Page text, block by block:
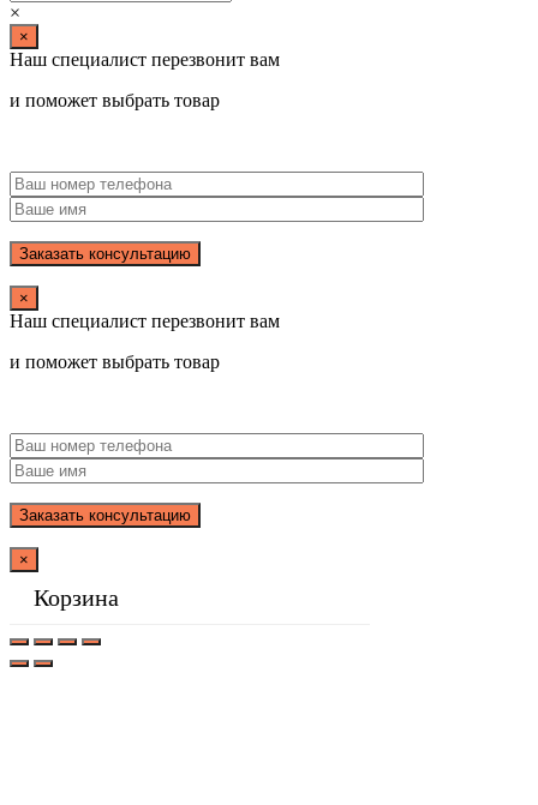
×
×
Наш специалист перезвонит вам
и поможет выбрать товар
×
Наш специалист перезвонит вам
и поможет выбрать товар
×
Корзина